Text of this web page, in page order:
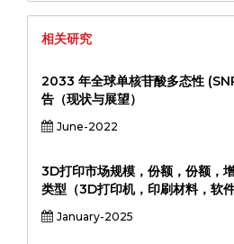
相关研究
2033 年全球单核苷酸多态性
告（现状与展望）
June-2022
3D打印市场规模，份额，份额，
类型（3D打印机，印刷材料，软
造，医疗保健，航空，航空，汽车
医疗保健，汽车，汽车，自动化，
January-2025